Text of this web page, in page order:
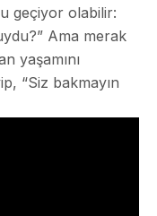
geçiyor olabilir:
Ama merak
yaşamını
“Siz bakmayın